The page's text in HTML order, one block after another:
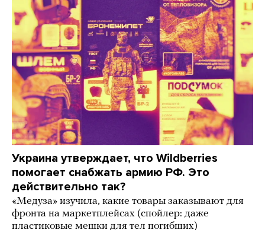
Украина утверждает, что Wildberries
помогает снабжать армию РФ. Это
действительно так?
«Медуза» изучила, какие товары заказывают для
фронта на маркетплейсах (спойлер: даже
пластиковые мешки для тел погибших)